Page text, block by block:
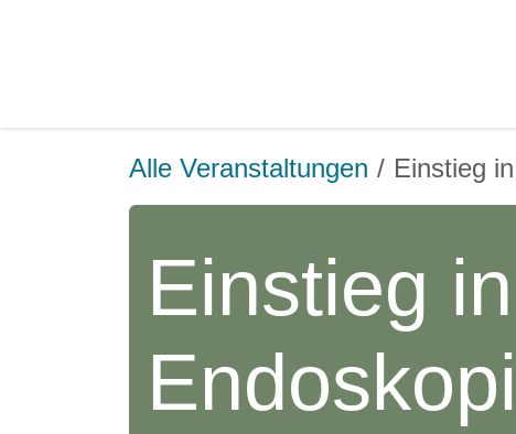
Alle Veranstaltungen Einstieg
Einstieg